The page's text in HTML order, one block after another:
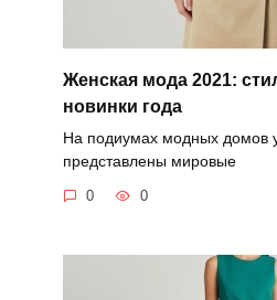
Женская мода 2021:
новинки года
На подиумах модных домов
представлены мировые
0 0